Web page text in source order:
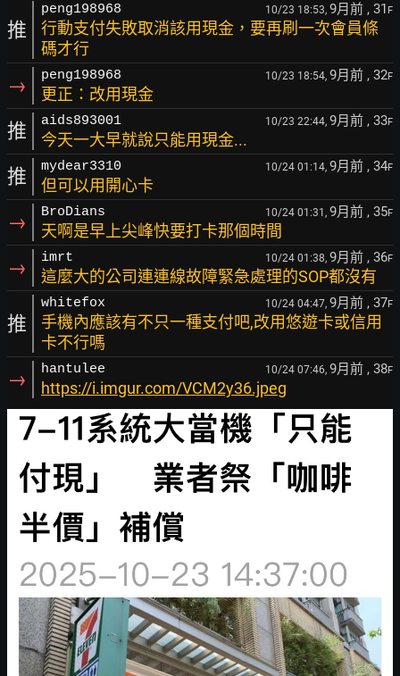
推
peng198968 10/23 18:53, 9月前 , 31 F
行動支付失敗取消該用現金，要再刷一次會員條
碼才行
→ peng198968 10/23 18:54, 9月前 , 32F
更正：改用現金
推 aids893001 10/23 22:44, 9月前 , 33F
今天一大早就說只能用現金...
推 mydear3310 10/24 01:14, 9月前 , 34F
但可以用開心卡
→ BroDians 10/24 01:31, 9月前 , 35F
天啊是早上尖峰快要打卡那個時間
→ imrt 10/24 01:38, 9月前 , 36F
這麼大的公司連連線故障緊急處理的SOP都沒有
推
whitefox 10/24 04:47, 9月前 , 37F
手機內應該有不只一種支付吧,改用悠遊卡或信用
卡不行嗎
→ hantulee 10/24 07:46, 9月前 , 38F
https://i.imgur.com/VCM2y36.jpeg